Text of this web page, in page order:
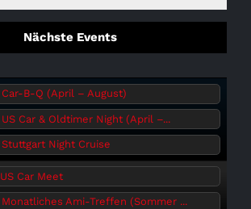
Nächste Events
Car-B-Q (April – August)
US Car & Oldtimer Night (April –...
Stuttgart Night Cruise
US Car Meet
Monatliches Ami-Treffen (Sommer ...